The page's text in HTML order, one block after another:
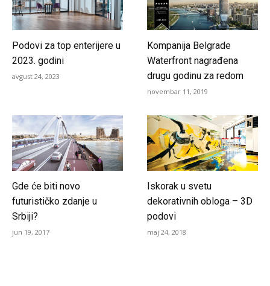
Podovi za top enterijere u
2023. godini
avgust 24, 2023
Kompanija Belgrade
Waterfront nagrađena
drugu godinu za redom
novembar 11, 2019
Gde će biti novo
futurističko zdanje u
Srbiji?
jun 19, 2017
Iskorak u svetu
dekorativnih obloga – 3D
podovi
maj 24, 2018